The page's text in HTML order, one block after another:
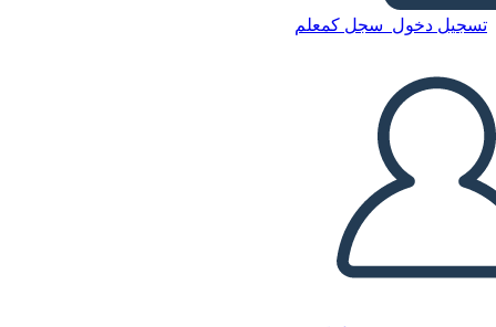
تسجيل دخول سجل كمعلم